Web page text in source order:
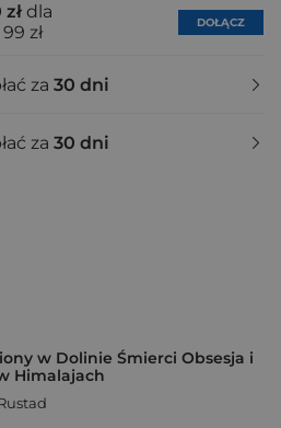
dla
zł
DOŁĄCZ
za 30 dni
za 30 dni
w Dolinie Śmierci Obsesja i
Himalajach